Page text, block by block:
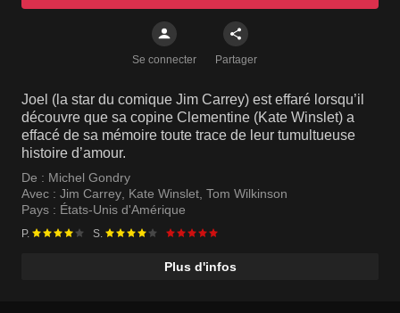
Se connecter Partager
Joel (la star du comique Jim Carrey) est effaré lorsqu’il
découvre que sa copine Clementine (Kate Winslet) a
effacé de sa mémoire toute trace de leur tumultueuse
histoire d’amour.
De : Michel Gondry
Avec : Jim Carrey, Kate Winslet, Tom Wilkinson
Pays : États-Unis d'Amérique
P. S.
Plus d'infos